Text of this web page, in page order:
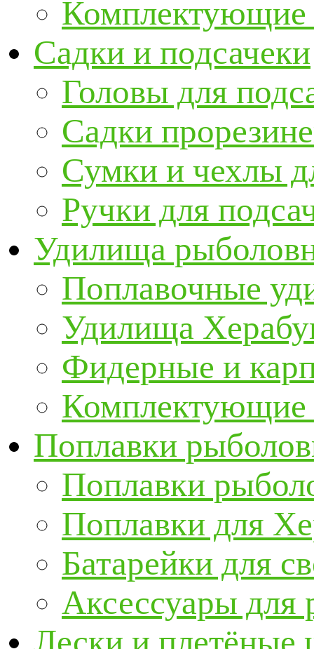
Комплектующие
Садки и подсачеки
Головы для
Садки
Сумки и чехлы
Ручки для
Удилища
Поплавочные
Удилища
Фидерные и
Поплавки
Поплавки
Поплавки для
Батарейки для
Аксессуары для